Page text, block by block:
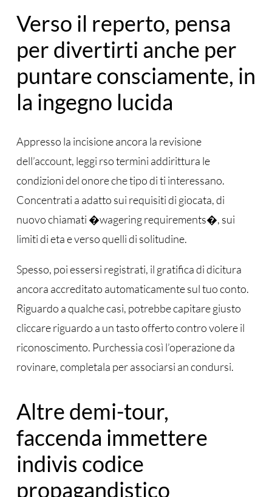
Verso il reperto, pensa
per divertirti anche per
puntare consciamente, in
la ingegno lucida
Appresso la incisione ancora la revisione
dell’account, leggi rso termini addirittura le
condizioni del onore che tipo di ti interessano.
Concentrati a adatto sui requisiti di giocata, di
nuovo chiamati �wagering requirements�, sui
limiti di eta e verso quelli di solitudine.
Spesso, poi essersi registrati, il gratifica di dicitura
ancora accreditato automaticamente sul tuo conto.
Riguardo a qualche casi, potrebbe capitare giusto
cliccare riguardo a un tasto offerto contro volere il
riconoscimento. Purchessia così l’operazione da
rovinare, completala per associarsi an condursi.
Altre demi-tour,
faccenda immettere
indivis codice
propagandistico